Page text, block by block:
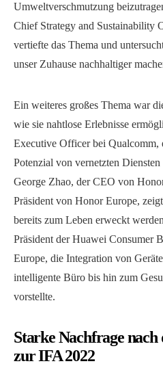
Umweltverschmutzung
Chief Strategy and Sustainability
vertiefte das Thema und
unser Zuhause nachhaltiger
Ein weiteres großes Thema war
wie sie nahtlose Erlebnisse
Executive Officer bei Qualcomm,
Potenzial von vernetzten
George Zhao, der CEO von
Präsident von Honor Europe,
bereits zum Leben erweckt
Präsident der Huawei Consumer
Europe, die Integration von
intelligente Büro bis hin zum
vorstellte.
Starke Nachfrage
zur IFA 2022